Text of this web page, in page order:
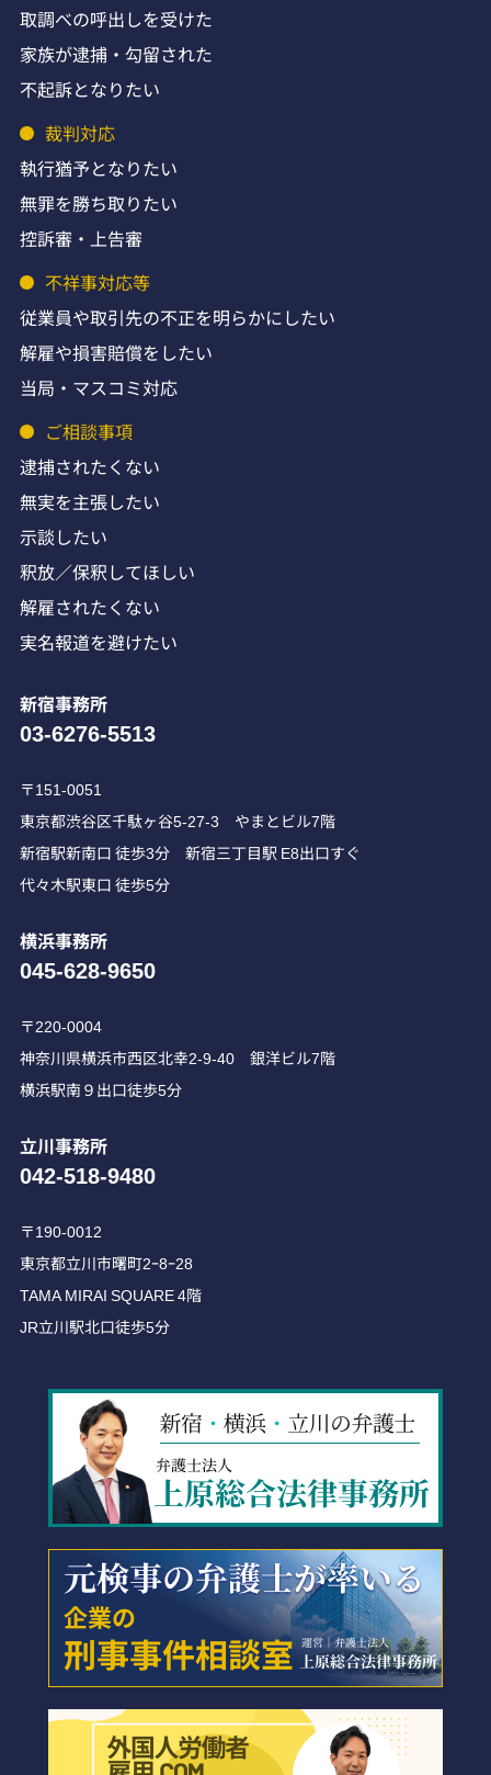
取調べの呼出しを受けた
家族が逮捕・勾留された
不起訴となりたい
裁判対応
執行猶予となりたい
無罪を勝ち取りたい
控訴審・上告審
不祥事対応等
従業員や取引先の不正を明らかにしたい
解雇や損害賠償をしたい
当局・マスコミ対応
ご相談事項
逮捕されたくない
無実を主張したい
示談したい
釈放／保釈してほしい
解雇されたくない
実名報道を避けたい
新宿事務所
03-6276-5513
〒151-0051
東京都渋谷区千駄ヶ谷5-27-3 やまとビル7階
新宿駅新南口 徒歩3分 新宿三丁目駅 E8出口すぐ
代々木駅東口 徒歩5分
横浜事務所
045-628-9650
〒220-0004
神奈川県横浜市西区北幸2-9-40 銀洋ビル7階
横浜駅南９出口徒歩5分
立川事務所
042-518-9480
〒190-0012
東京都立川市曙町2ｰ8ｰ28
TAMA MIRAI SQUARE 4階
JR立川駅北口徒歩5分